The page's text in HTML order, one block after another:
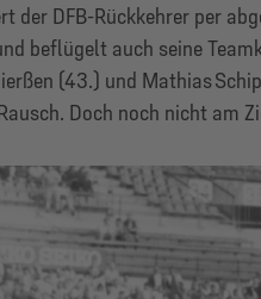
der DFB-Rückkehrer per
beflügelt auch seine
(43.) und Mathias
Doch noch nicht am